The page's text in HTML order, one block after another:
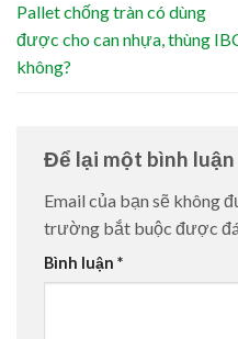
Pallet chống tràn có dùng
được cho can nhựa, thùng
không?
Để lại một bình luận
Email của bạn sẽ không
trường bắt buộc được
Bình luận *